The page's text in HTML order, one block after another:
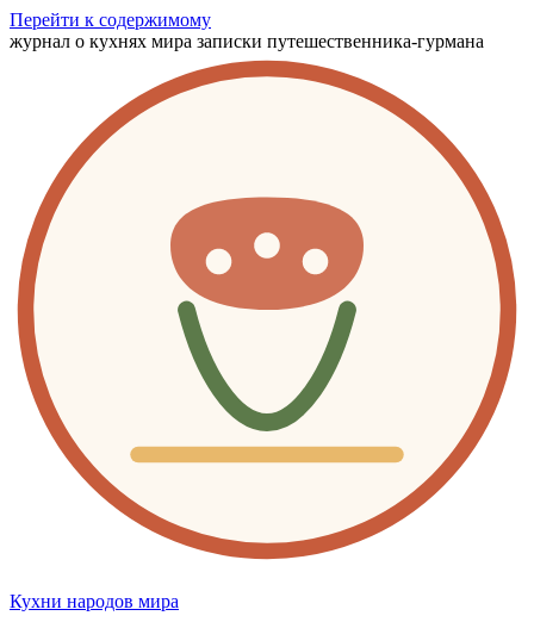
Перейти к содержимому
журнал о кухнях мира записки путешественника-гурмана
Кухни народов мира